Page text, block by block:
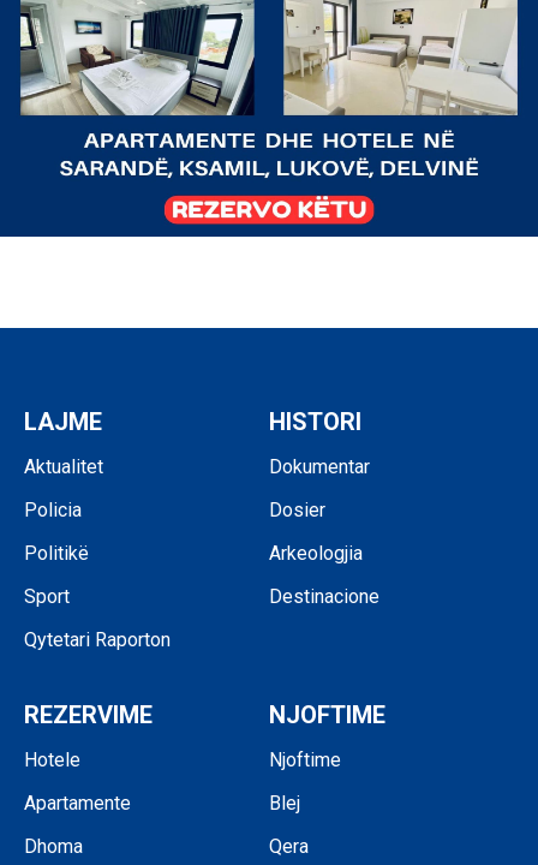
LAJME
Aktualitet
Policia
Politikë
Sport
Qytetari Raporton
HISTORI
Dokumentar
Dosier
Arkeologjia
Destinacione
REZERVIME
Hotele
Apartamente
Dhoma
NJOFTIME
Njoftime
Blej
Qera